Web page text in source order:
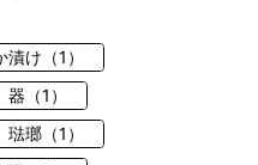
漬け（1）
器（1）
琺瑯（1）